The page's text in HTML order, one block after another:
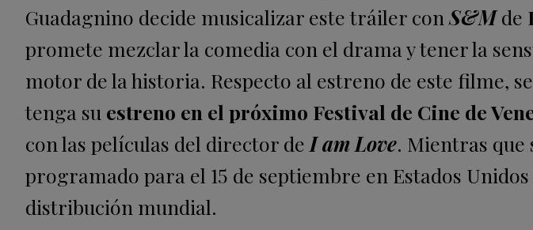
Guadagnino decide musicalizar este tráiler con S&Mde
promete mezclar la comedia con el drama y tener la
motor de la historia. Respecto al estreno de este filme,
tenga su estreno en el próximo Festival de Cine de
con las películas del director de I am Love. Mientras que
programado para el 15 de septiembre en Estados Unidos
distribución mundial.